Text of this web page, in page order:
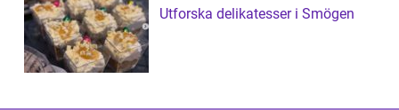
Utforska delikatesser i Smögen